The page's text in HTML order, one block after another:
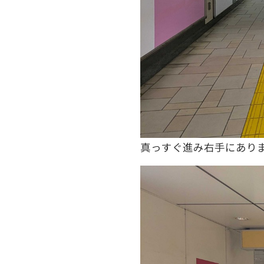
真っすぐ進み右手にあり